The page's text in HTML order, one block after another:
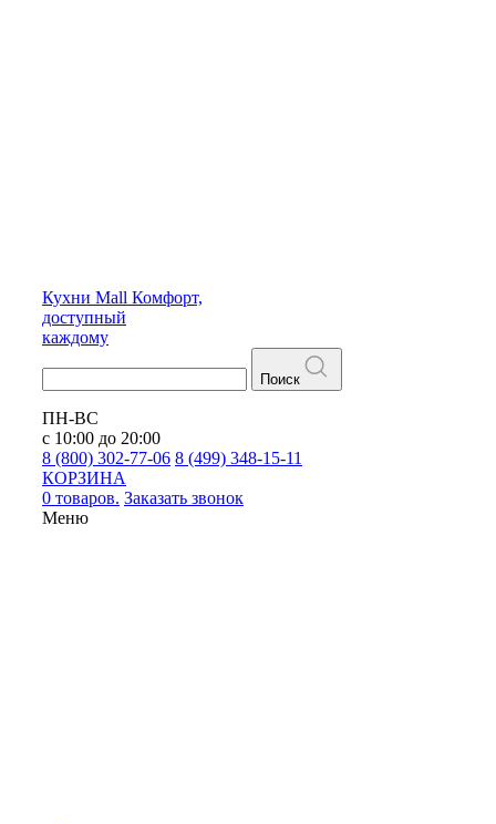
Кухни Mall Комфорт,
доступный
каждому
Поиск
ПН-ВС
с 10:00 до 20:00
8 (800) 302-77-06 8 (499) 348-15-11
КОРЗИНА
0 товаров. Заказать звонок
Меню